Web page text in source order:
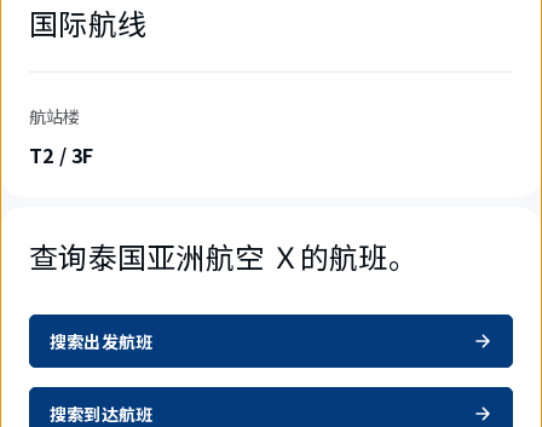
国际航线
航站楼
T2 / 3F
查询泰国亚洲航空 Ｘ的航班。
搜索出发航班
搜索到达航班